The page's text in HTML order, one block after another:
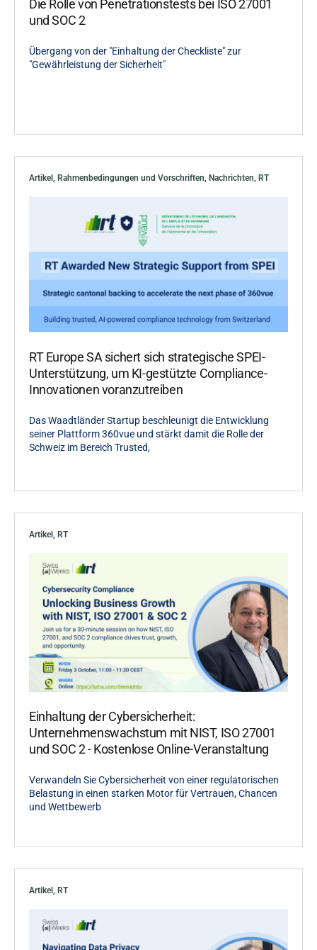
Die Rolle von Penetrationstests bei ISO 27001
und SOC 2
Übergang von der "Einhaltung der Checkliste" zur
"Gewährleistung der Sicherheit"
Artikel , Rahmenbedingungen und Vorschriften, Nachrichten, RT
RT Europe SA sichert sich strategische SPEI-
Unterstützung, um KI-gestützte Compliance-
Innovationen voranzutreiben
Das Waadtländer Startup beschleunigt die Entwicklung
seiner Plattform 360vue und stärkt damit die Rolle der
Schweiz im Bereich Trusted,
Artikel RT
Einhaltung der Cybersicherheit:
Unternehmenswachstum mit NIST, ISO 27001
und SOC 2 - Kostenlose Online-Veranstaltung
Verwandeln Sie Cybersicherheit von einer regulatorischen
Belastung in einen starken Motor für Vertrauen, Chancen
und Wettbewerb
Artikel , RT